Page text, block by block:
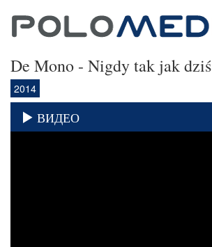
De Mono - Nigdy tak jak dziś
2014
ВИДЕО